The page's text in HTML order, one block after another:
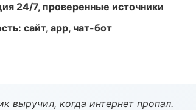
24/7, проверенные источники
сайт, app, чат-бот
выручил, когда интернет пропал.